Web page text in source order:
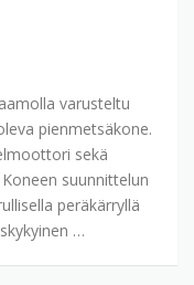
varusteltu
pienmetsäkone.
sekä
suunnittelun
peräkärryllä
…